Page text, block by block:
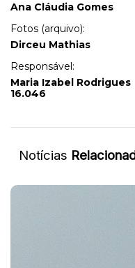
Ana Cláudia Gomes
Fotos (arquivo):
Dirceu Mathias
Responsável:
Maria Izabel Rodrigues
16.046
Notícias